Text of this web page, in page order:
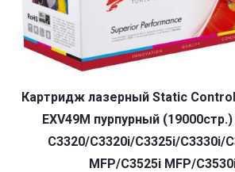
Картридж лазерный Static Control
EXV49M пурпурный
C3320/C3320i/C3325i/C3330i/
MFP/C3525i MFP/